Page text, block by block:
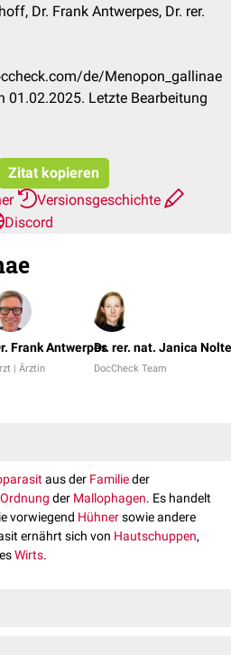
Dr. Frank Antwerpes, Dr. rer.
de/Menopon_gallinae
01.02.2025. Letzte Bearbeitung
Zitat kopieren
Versionsgeschichte
Discord
Frank Antwerpes
| Ärztin
Dr. rer. nat. Janica Nolte
DocCheck Team
aus der Familieder
Ordnung der Mallophagen. Es handelt
vorwiegend Hühnersowie andere
ernährt sich von Hautschuppen,
Wirts.